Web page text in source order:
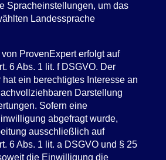
Spracheinstellungen, um das
Landessprache
ProvenExpert erfolgt auf
6 Abs. 1 lit. f DSGVO. Der
ein berechtigtes Interesse an
Darstellung
Sofern eine
abgefragt wurde,
ausschließlich auf
6 Abs. 1 lit. a DSGVO und § 25
die Einwilligung die